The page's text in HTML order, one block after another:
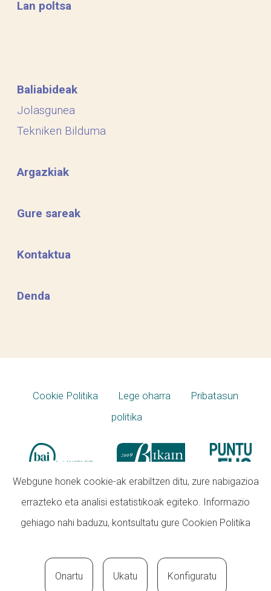
Lan poltsa
Baliabideak
Jolasgunea
Tekniken Bilduma
Argazkiak
Gure sareak
Kontaktua
Denda
Cookie Politika Lege oharra
Pribatasun
politika
Webgune honek cookie-ak erabiltzen ditu, zure nabigazioa
errazteko eta analisi estatistikoak egiteko. Informazio
gehiago nahi baduzu, kontsultatu gure Cookien Politika
Onartu Ukatu Konfiguratu